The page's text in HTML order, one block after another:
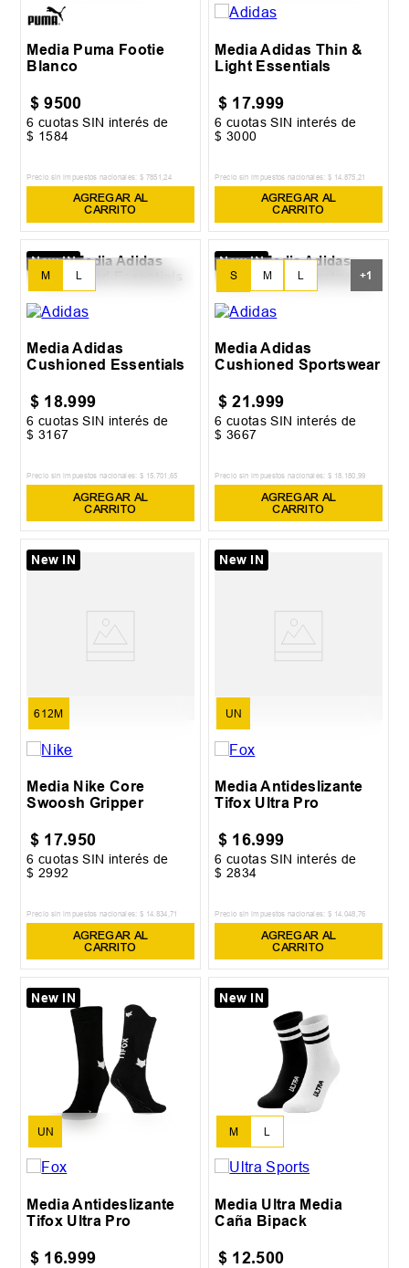
Media Puma Footie
Blanco
$ 9500
6 cuotas SIN interés de
$ 1584
Precio sin impuestos nacionales: $ 7851 ,24
AGREGAR AL
CARRITO
Media Adidas Thin &
Light Essentials
$ 17.999
6 cuotas SIN interés de
$ 3000
Precio sin impuestos nacionales: $ 14 875 21
AGREGAR AL
CARRITO
New IN
M L
Media Adidas
Cushioned Essentials
$ 18.999
6 cuotas SIN interés de
$ 3167
Precio sin impuestos nacionales: $ 15.701 ,65
AGREGAR AL
CARRITO
New IN
S M L
XL
+1
Media Adidas
Cushioned Sportswear
$ 21.999
6 cuotas SIN interés de
$ 3667
Precio sin impuestos nacionales: $ 18. 180 ,99
AGREGAR AL
CARRITO
New IN
612M
Media Nike Core
Swoosh Gripper
$ 17.950
6 cuotas SIN interés de
$ 2992
Precio sin impuestos nacionales: $ 14.834 ,71
AGREGAR AL
CARRITO
New IN
UN
Media Antideslizante
Tifox Ultra Pro
$ 16.999
6 cuotas SIN interés de
$ 2834
Precio sin impuestos nacionales: $ 14.048 ,76
AGREGAR AL
CARRITO
New IN
UN
Media Antideslizante
Tifox Ultra Pro
$ 16.999
New IN
M L
Media Ultra Media
Caña Bipack
$ 12.500